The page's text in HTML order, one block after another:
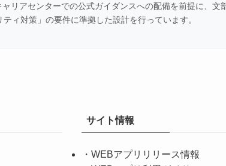
リアセンターでの公式ガイダンスへの配備を前提に、文
ィ対策」の要件に準拠した設計を行っています。
サイト情報
・ WEBアプリリリース情報